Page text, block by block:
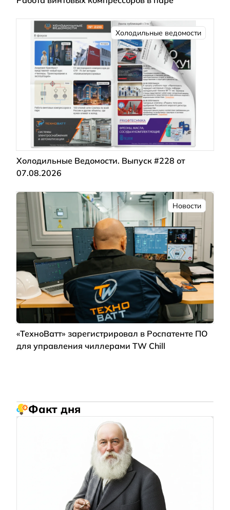
Холодильные ведомости
Холодильные Ведомости. Выпуск #228 от
07.08.2026
Новости
«ТехноВатт» зарегистрировал в Роспатенте ПО
для управления чиллерами TW Chill
Факт дня